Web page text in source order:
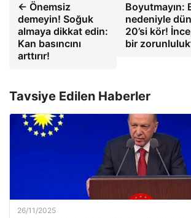
← Önemsiz
demeyin! Soğuk
almaya dikkat edin:
Kan basıncını
arttırır!
Boyutmayın:
nedeniyle
20’si kör!
bir
Tavsiye Edilen Haberler
26/11/2025